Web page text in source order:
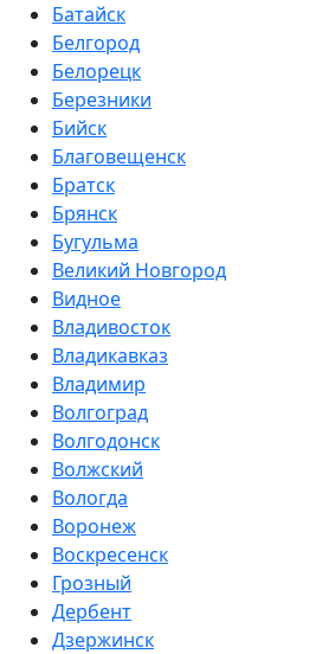
Батайск
Белгород
Белорецк
Березники
Бийск
Благовещенск
Братск
Брянск
Бугульма
Великий Новгород
Видное
Владивосток
Владикавказ
Владимир
Волгоград
Волгодонск
Волжский
Вологда
Воронеж
Воскресенск
Грозный
Дербент
Дзержинск